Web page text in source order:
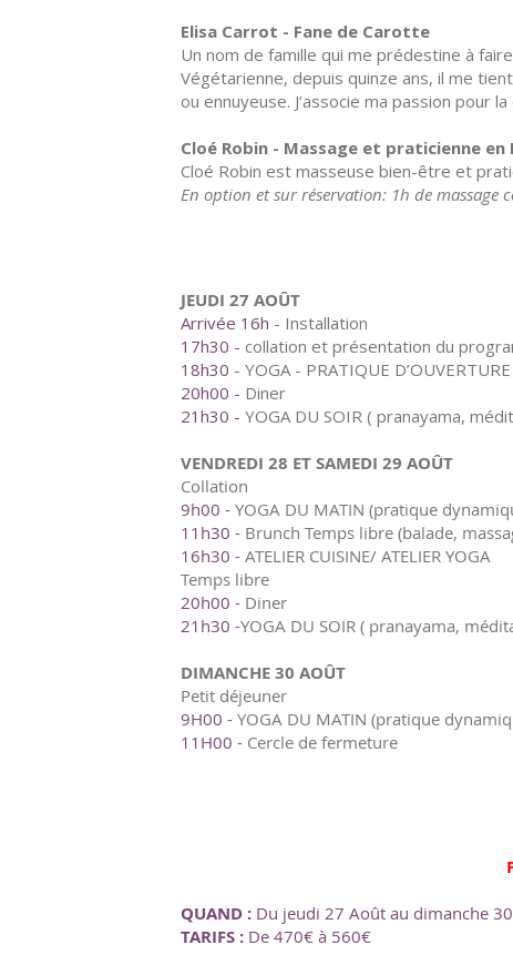
Elisa Carrot - Fane de Carotte
Un nom de famille qui me prédestine à
Végétarienne, depuis quinze ans, il me
ou ennuyeuse. J‘associe ma passion
Cloé Robin - Massage et praticienne en
Cloé Robin est masseuse bien-être et
En option et sur réservation: 1h de massage
JEUDI 27 AOÛT
Arrivée 16h - Installation
17h30 - collation et présentation du
18h30 - YOGA - PRATIQUE D’OUVERTURE
20h00 - Diner
21h30 - YOGA DU SOIR ( pranayama,
VENDREDI 28 ET SAMEDI 29 AOÛT
Collation
9h00 - YOGA DU MATIN (pratique
11h30 - Brunch Temps libre (balade,
16h30 - ATELIER CUISINE/ ATELIER YOGA
Temps libre
20h00 - Diner
21h30 -YOGA DU SOIR ( pranayama,
DIMANCHE 30 AOÛT
Petit déjeuner
9H00 - YOGA DU MATIN (pratique
11H00 - Cercle de fermeture
QUAND : Du jeudi 27 Août au dimanche
TARIFS : De 470€ à 560€